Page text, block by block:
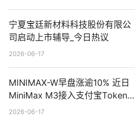
宁夏宝廷新材料科技股份有限公
司启动上市辅导_今日热议
2026-06-17
MINIMAX-W早盘涨逾10% 近日
MiniMax M3接入支付宝Token
Pay
2026-06-17